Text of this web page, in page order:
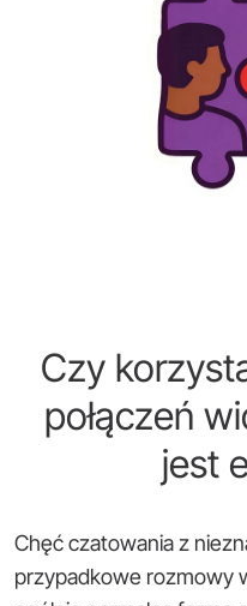
Czy
połączeń
jest
Chęć czatowania z
przypadkowe rozmowy